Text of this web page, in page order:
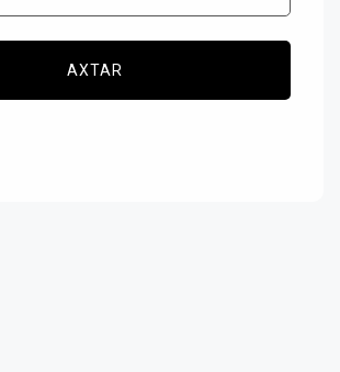
AXTAR